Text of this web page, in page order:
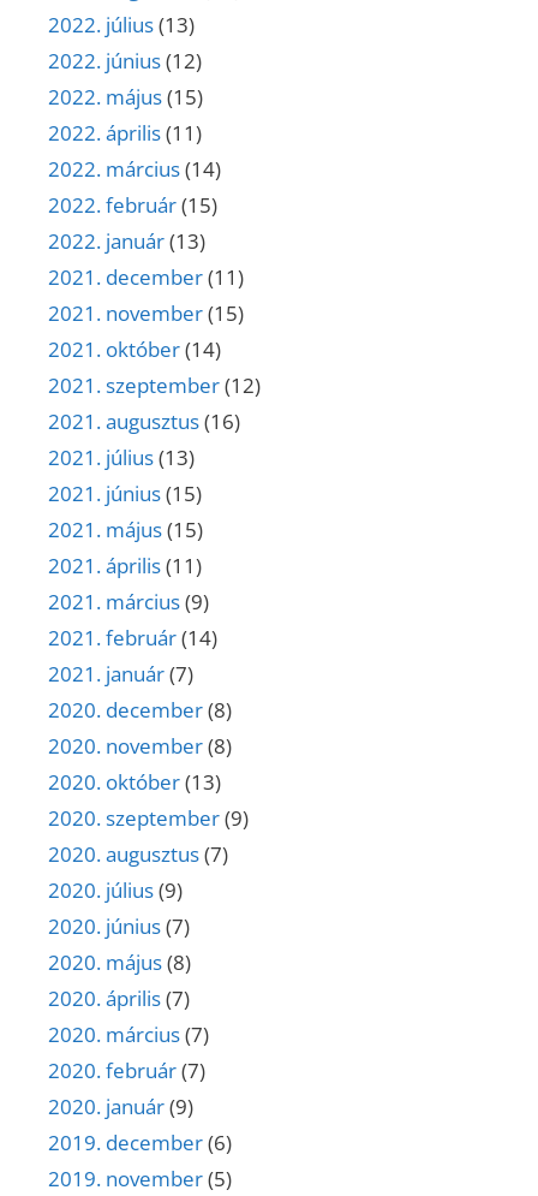
2022. július(13)
2022. június(12)
2022. május(15)
2022. április(11)
2022. március(14)
2022. február(15)
2022. január(13)
2021. december(11)
2021. november(15)
2021. október(14)
2021. szeptember(12)
2021. augusztus(16)
2021. július(13)
2021. június(15)
2021. május(15)
2021. április(11)
2021. március(9)
2021. február(14)
2021. január(7)
2020. december(8)
2020. november(8)
2020. október(13)
2020. szeptember(9)
2020. augusztus(7)
2020. július(9)
2020. június(7)
2020. május(8)
2020. április(7)
2020. március(7)
2020. február(7)
2020. január(9)
2019. december(6)
2019. november(5)